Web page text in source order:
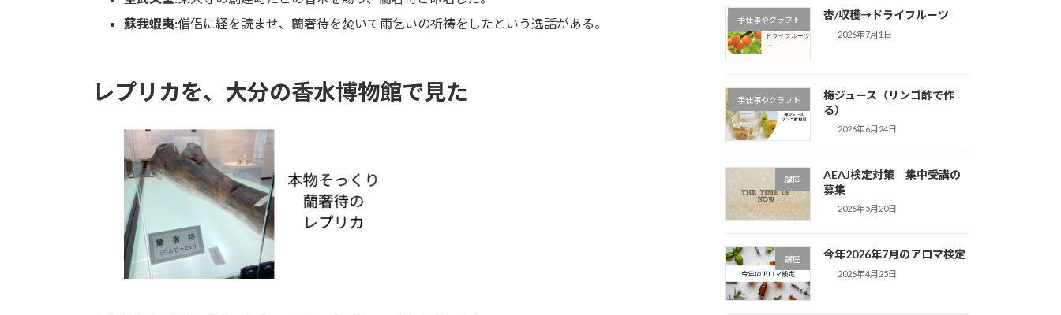
蘇我蝦夷:僧侶に経を読ませ、蘭奢待を焚いて雨乞いの祈祷をしたという逸話がある。
レプリカを、大分の香水博物館で見た
手仕事やクラフト 杏/収穫→ドライフルーツ
2026年7月1日
手仕事やクラフト
梅ジュース（リンゴ酢で作
る）
2026年6月24日
講座
AEAJ検定対策 集中受講の
募集
2026年5月20日
講座 今年2026年7月のアロマ検定
2026年4月25日